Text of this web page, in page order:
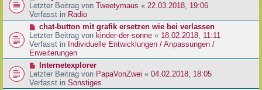
a
g
e
i
r
a
g
e
u
e
r
B
e
i
r
a
Letzter Beitrag von Tweetymaus « 22.03.2018, 19:06
Verfasst in Radio
N
e
u
e
r
B
e
i
chat-button mit grafik ersetzen wie bei verlassen
Letzter Beitrag von kinder-der-sonne « 18.02.2018, 11:11
Verfasst in Individuelle Entwicklungen / Anpassungen /
Erweiterungen
N
e
u
Internetexplorer
Letzter Beitrag von PapaVonZwei « 04.02.2018, 18:05
Verfasst in Sonstiges